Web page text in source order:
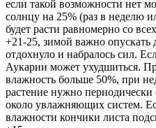
если такой возможности нет
солнцу на 25% (раз в неделю
будет расти равномерно со
+21-25, зимой важно опускать
отдохнуло и набралось сил.
Аукарии может ухудшиться.
влажность больше 50%, при
растение нужно
около увлажняющих систем.
влажности кончики листа